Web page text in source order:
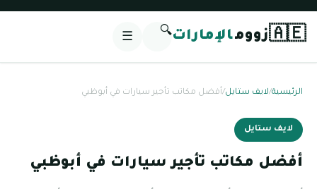
🇦🇪زوومالإمارات🔍
☰
الرئيسية/لايف ستايل/أفضل مكاتب تأجير سيارات في أبوظبي
لايف ستايل
أفضل مكاتب تأجير سيارات في أبوظبي